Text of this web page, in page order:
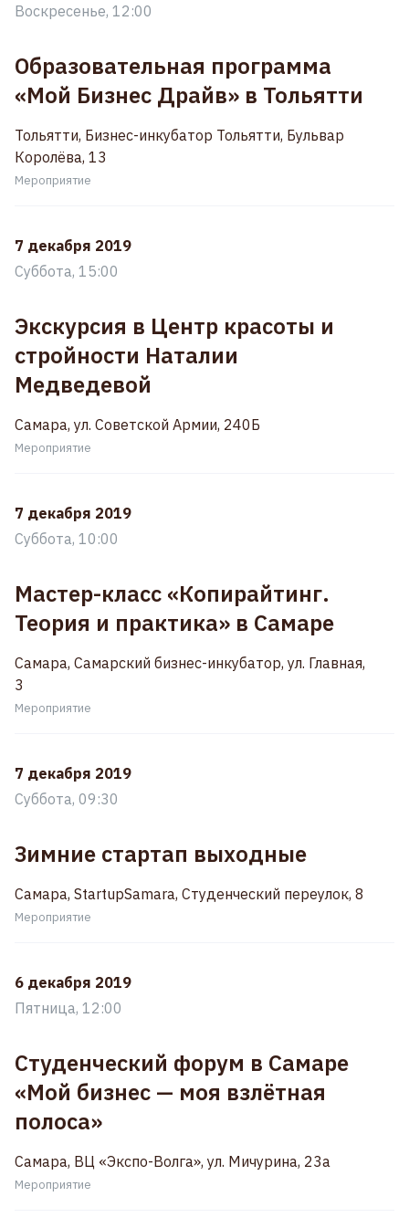
Воскресенье, 12:00
Образовательная программа
«Мой Бизнес Драйв» в Тольятти
Тольятти, Бизнес-инкубатор Тольятти, Бульвар
Королёва, 13
Мероприятие
7 декабря 2019
Суббота, 15:00
Экскурсия в Центр красоты и
стройности Наталии
Медведевой
Самара, ул. Советской Армии, 240Б
Мероприятие
7 декабря 2019
Суббота, 10:00
Мастер-класс «Копирайтинг.
Теория и практика» в Самаре
Самара, Самарский бизнес-инкубатор, ул. Главная,
3
Мероприятие
7 декабря 2019
Суббота, 09:30
Зимние стартап выходные
Самара, StartupSamara, Студенческий переулок, 8
Мероприятие
6 декабря 2019
Пятница, 12:00
Студенческий форум в Самаре
«Мой бизнес — моя взлётная
полоса»
Самара, ВЦ «Экспо-Волга», ул. Мичурина, 23а
Мероприятие